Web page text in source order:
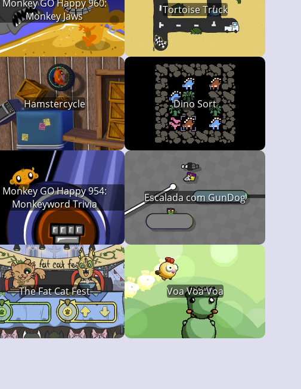
Monkey GO Happy 960:
Monkey Jaws
Tortoise Truck
Hamstercycle Dino Sort
Monkey GO Happy 954:
Monkeyword Trivia
Escalada com GunDog
The Fat Cat Fest Voa Voa Voa